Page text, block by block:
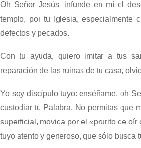
Oh Señor Jesús, infunde en mí el
templo, por tu Iglesia, especialmente
defectos y pecados.
Con tu ayuda, quiero imitar a tus
reparación de las ruinas de tu casa,
Yo soy discípulo tuyo: enséñame, oh
custodiar tu Palabra. No permitas que
superficial, movida por el «prurito de
tuyo atento y generoso, que sólo busca